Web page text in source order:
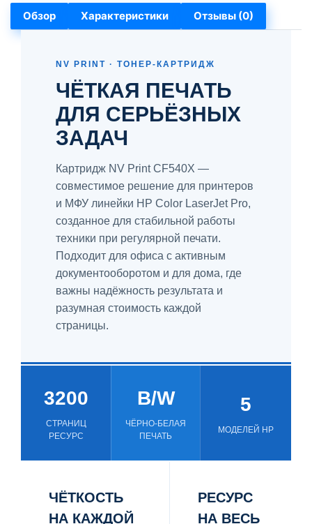
Обзор Характеристики Отзывы (0)
NV PRINT · ТОНЕР-КАРТРИДЖ
ЧЁТКАЯ ПЕЧАТЬ
ДЛЯ СЕРЬЁЗНЫХ
ЗАДАЧ
Картридж NV Print CF540X —
совместимое решение для принтеров
и МФУ линейки HP Color LaserJet Pro,
созданное для стабильной работы
техники при регулярной печати.
Подходит для офиса с активным
документооборотом и для дома, где
важны надёжность результата и
разумная стоимость каждой
страницы.
3200
СТРАНИЦ
РЕСУРС
B/W
ЧЁРНО-БЕЛАЯ
ПЕЧАТЬ
5
МОДЕЛЕЙ HP
ЧЁТКОСТЬ
НА КАЖДОЙ
РЕСУРС
НА ВЕСЬ